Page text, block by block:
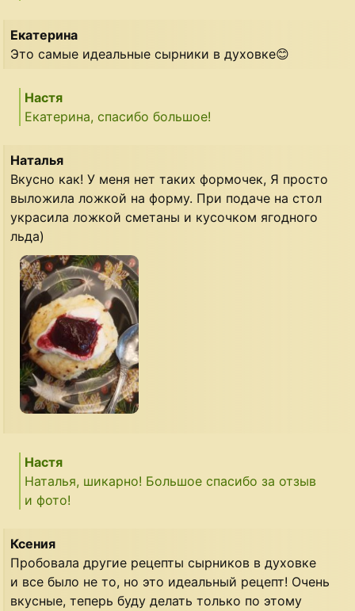
Екатерина
Это самые идеальные сырники в духовке😊
Настя
Екатерина, спасибо большое!
Наталья
Вкусно как! У меня нет таких формочек, Я просто
выложила ложкой на форму. При подаче на стол
украсила ложкой сметаны и кусочком ягодного
льда)
Настя
Наталья, шикарно! Большое спасибо за отзыв
и фото!
Ксения
Пробовала другие рецепты сырников в духовке
и все было не то, но это идеальный рецепт! Очень
вкусные, теперь буду делать только по этому